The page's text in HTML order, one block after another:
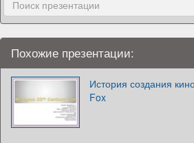
Похожие презентации:
История создания
Fox